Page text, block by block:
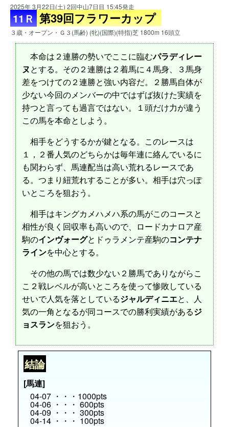
2025年 3月22日(土) 2回中山7日目 15:45発走
11Ｒ 第39回フラワーカップ
３歳・オープン・Ｇ３(馬齢) (牝)(国際)(特指)芝 1800m 16頭立
本命は２連勝の勢いでここに臨むパラディレー
ヌとする。その２連勝は２着馬に４馬身、３馬身
差をつけての２連勝と強い内容だ。２勝馬自体が
少ない今回のメンバーの中ではずば抜けた実績を
持つと言っても過言ではない。１頭だけ力が違う
この馬を本命としよう。
相手をどうするかが鍵となる。このレースは
１，２番人気のどちらかは毎年連に絡んでいるに
も関わらず、馬連配当は高い荒れるレースであ
る。つまり紐荒れすることが多い。相手は穴っぽ
いところを狙おう。
相手はキングカメハメハ系の馬がこのコースと
相性が良く回収率も高いので、ロードカナロア産
駒のインヴォーグとドゥラメンテ産駒のコンテナ
ラインを中心とする。
その他の馬では数少ない２勝馬でありながらこ
こ２戦レベルが高いところを使って惨敗している
せいで人気を落としているジャルディニエと、人
気の一角となるが同コースでの勝利実績があるジ
ョスランを狙おう。
結論
[馬連]
04-07 ・・・1000pts
04-06 ・・・ 600pts
04-09 ・・・ 300pts
04-14 ・・・ 100pts